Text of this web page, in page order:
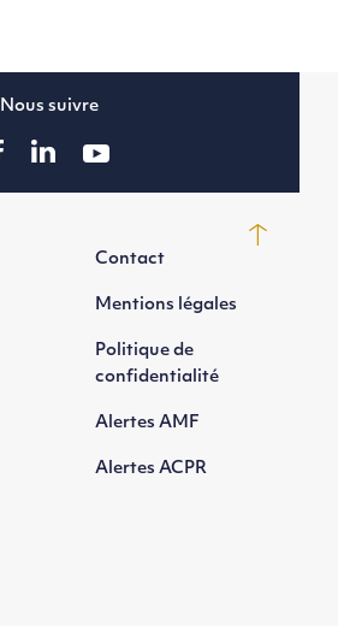
Contact
Mentions légales
Politique de
confidentialité
Alertes AMF
Alertes ACPR
Nous suivre